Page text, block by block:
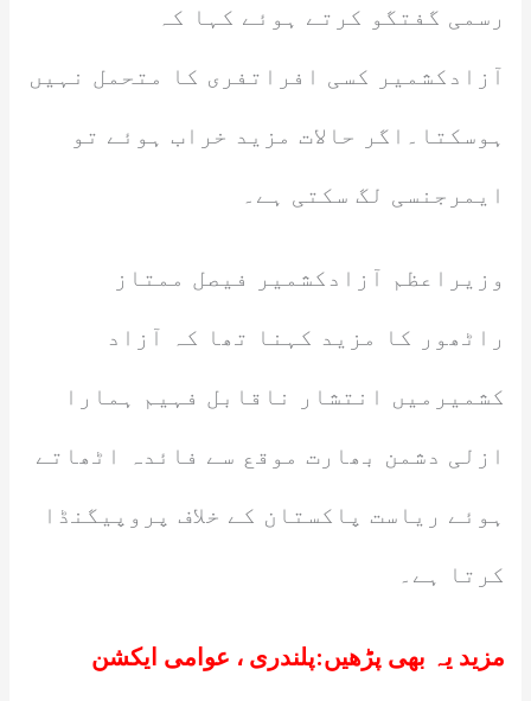
رسمی گفتگو کرتے ہوئے کہا کہ
آزادکشمیر کسی افراتفری کا متحمل نہیں
ہوسکتا۔اگر حالات مزید خراب ہوئے تو
ایمرجنسی لگ سکتی ہے۔
وزیراعظم آزادکشمیر فیصل ممتاز
راٹھور کا مزید کہنا تھا کہ آزاد
کشمیرمیں انتشار ناقابل فہیم ہمارا
ازلی دشمن بھارت موقع سے فائدہ اٹھاتے
ہوئے ریاست پاکستان کے خلاف پروپیگنڈا
کرتا ہے۔
مزید یہ بھی پڑھیں:پلندری ، عوامی ایکشن